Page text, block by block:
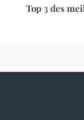
Top 3 des